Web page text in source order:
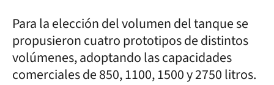
Para la elección del volumen del tanque se
propusieron cuatro prototipos de distintos
volúmenes, adoptando las capacidades
comerciales de 850, 1100, 1500 y 2750 litros.